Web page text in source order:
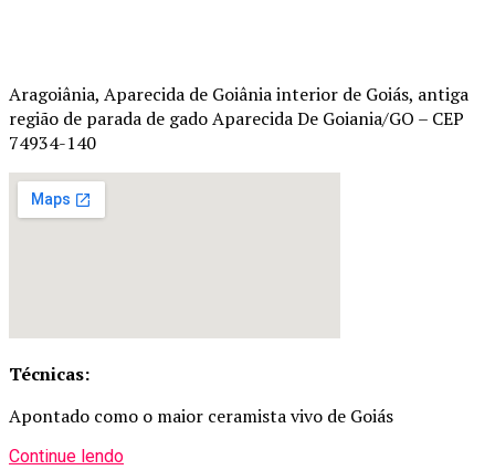
Aragoiânia, Aparecida de Goiânia interior de Goiás, antiga
região de parada de gado Aparecida De Goiania/GO – CEP
74934-140
Técnicas:
Apontado como o maior ceramista vivo de Goiás
Continue lendo